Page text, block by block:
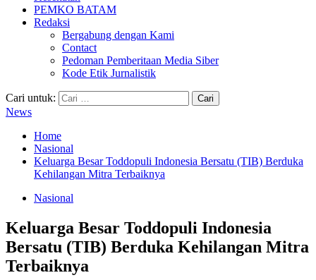
PEMKO BATAM
Redaksi
Bergabung dengan Kami
Contact
Pedoman Pemberitaan Media Siber
Kode Etik Jurnalistik
Cari untuk:
News
Home
Nasional
Keluarga Besar Toddopuli Indonesia Bersatu (TIB) Berduka
Kehilangan Mitra Terbaiknya
Nasional
Keluarga Besar Toddopuli Indonesia
Bersatu (TIB) Berduka Kehilangan Mitra
Terbaiknya